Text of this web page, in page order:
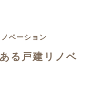
る戸建リノベ